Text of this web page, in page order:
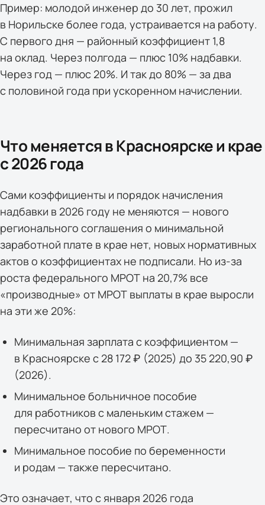
Пример: молодой инженер до 30 лет, прожил
в Норильске более года, устраивается на работу.
С первого дня — районный коэффициент 1,8
на оклад. Через полгода — плюс 10% надбавки.
Через год — плюс 20%. И так до 80% — за два
с половиной года при ускоренном начислении.
Что меняется в Красноярске и крае
с 2026 года
Сами коэффициенты и порядок начисления
надбавки в 2026 году не меняются — нового
регионального соглашения о минимальной
заработной плате в крае нет, новых нормативных
актов о коэффициентах не подписали. Но из-за
роста федерального МРОТ на 20,7% все
«производные» от МРОТ выплаты в крае выросли
на эти же 20%:
Минимальная зарплата с коэффициентом —
в Красноярске с 28 172 ₽ (2025) до 35 220,90 ₽
(2026).
Минимальное больничное пособие
для работников с маленьким стажем —
пересчитано от нового МРОТ.
Минимальное пособие по беременности
и родам — также пересчитано.
Это означает, что с января 2026 года